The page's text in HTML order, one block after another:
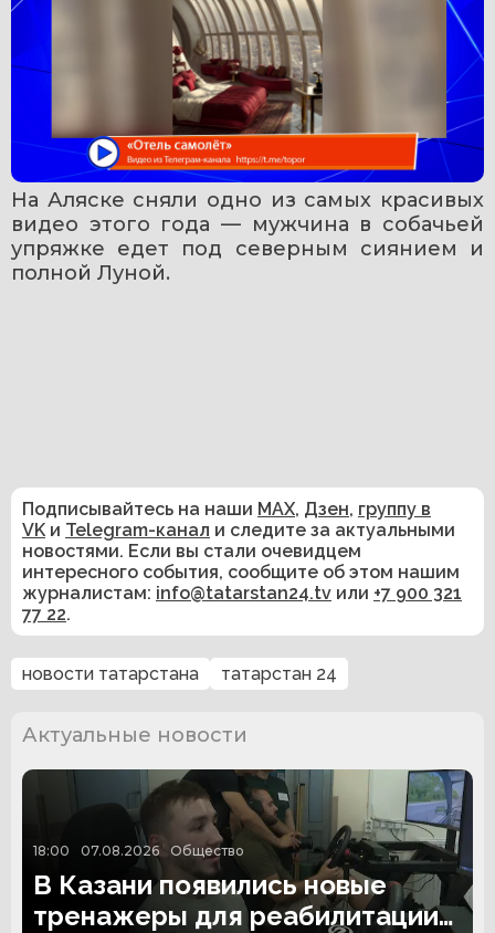
На Аляске сняли одно из самых красивых
видео этого года — мужчина в собачьей
упряжке едет под северным сиянием и
полной Луной.
Подписывайтесь на наши MAX, Дзен, группу в
VK и Telegram-канал и следите за актуальными
новостями. Если вы стали очевидцем
интересного события, сообщите об этом нашим
журналистам: info@tatarstan24.tv или +7 900 321
77 22.
новости татарстана татарстан 24
Актуальные новости
18:00 07.08.2026 Общество
В Казани появились новые
тренажеры для реабилитации